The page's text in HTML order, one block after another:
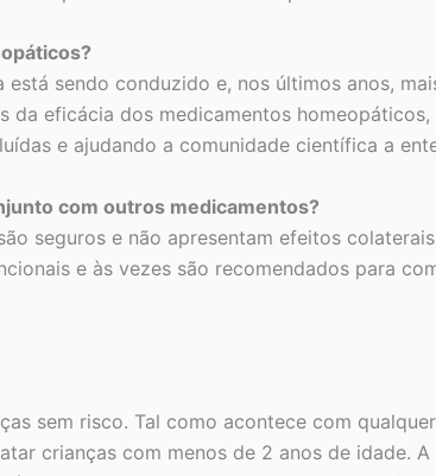
sendo conduzido e, nos últimos anos,
eficácia dos medicamentos
e ajudando a comunidade científica a
com outros medicamentos?
seguros e não apresentam efeitos
e às vezes são recomendados para
sem risco. Tal como acontece com
crianças com menos de 2 anos de idade.